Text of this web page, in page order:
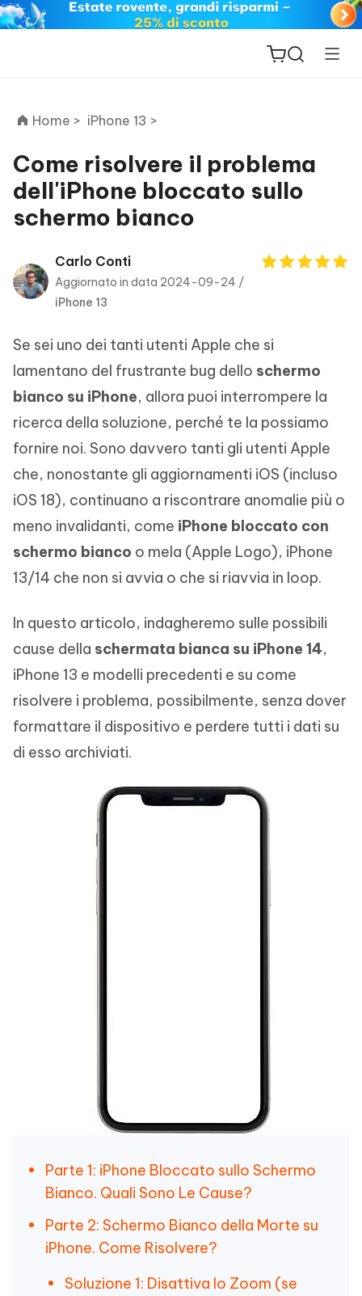
ReiBoot
for iOS
PDNob
PDF
Editor
New
iAnyGo
Home > iPhone 13 >
Come risolvere il problema
dell'iPhone bloccato sullo
schermo bianco
Carlo Conti
Aggiornato in data 2024-09-24 /
iPhone 13
Se sei uno dei tanti utenti Apple che si
lamentano del frustrante bug dello schermo
bianco su iPhone, allora puoi interrompere la
ricerca della soluzione, perché te la possiamo
fornire noi. Sono davvero tanti gli utenti Apple
che, nonostante gli aggiornamenti iOS (incluso
iOS 18), continuano a riscontrare anomalie più o
meno invalidanti, come iPhone bloccato con
schermo bianco o mela (Apple Logo), iPhone
13/14 che non si avvia o che si riavvia in loop.
In questo articolo, indagheremo sulle possibili
cause della schermata bianca su iPhone 14,
iPhone 13 e modelli precedenti e su come
risolvere i problema, possibilmente, senza dover
formattare il dispositivo e perdere tutti i dati su
di esso archiviati.
Parte 1: iPhone Bloccato sullo Schermo
Bianco. Quali Sono Le Cause?
Parte 2: Schermo Bianco della Morte su
iPhone. Come Risolvere?
Soluzione 1: Disattiva lo Zoom (se